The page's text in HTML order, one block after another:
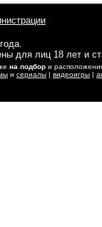
для лиц 18 лет и
на подбор и
и сериалы | видеоигры |